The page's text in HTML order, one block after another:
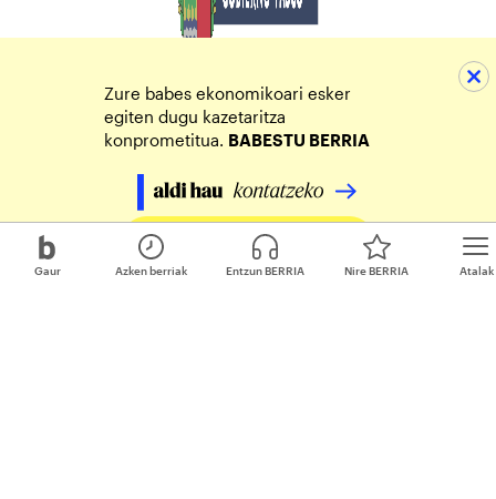
Gaur Atalak
Azken berriak Entzun BERRIA Nire BERRIA
Zure babes ekonomikoari esker
egiten dugu kazetaritza
konprometitua. BABESTU BERRIA
Egin zure ekarpena